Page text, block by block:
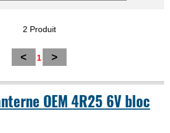
2 Produit
< 1 >
OEM 4R25 6V bloc